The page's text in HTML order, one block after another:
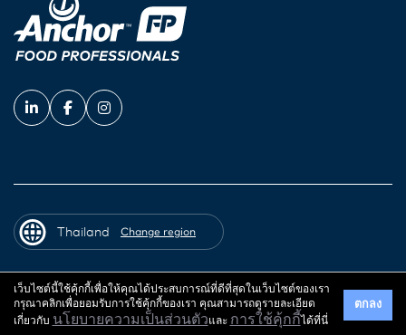
© 2026 Fonterra Co-operative Group
Thailand Change region
เว็บไซต์นี้ใช้คุ้กกี้เพื่อให้คุณได้ประสบการณ์ที่ดีที่สุดในเว็บไซต์ของเรา
กรุณาคลิกเพื่อยอมรับการใช้คุ้กกี้ของเรา คุณสามารถดูรายละเอียด
เกี่ยวกับ นโยบายความเป็นส่วนตัวและ การใช้คุ้กกี้ได้ที่นี่
ตกลง